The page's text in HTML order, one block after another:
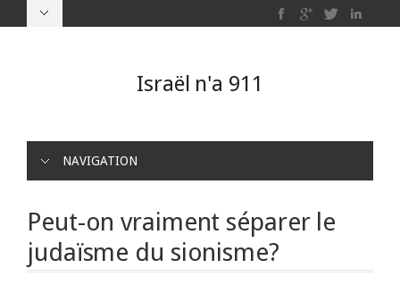
Israël n'a 911
NAVIGATION
Peut-on vraiment séparer le
judaïsme du sionisme?